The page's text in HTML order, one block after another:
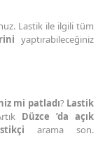
Lastik ile ilgili tüm
yaptırabileceğiniz
mi patladı? Lastik
Düzce ’da açık
arama son.